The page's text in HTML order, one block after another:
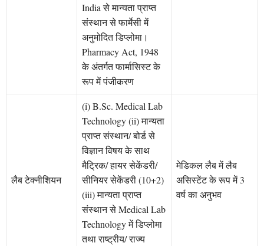
India से मान्यता प्राप्त
संस्थान से फार्मेसी में
अनुमोदित डिप्लोमा।
Pharmacy Act, 1948
के अंतर्गत फार्मासिस्ट के
रूप में पंजीकरण
लैब टेक्नीशियन
(i) B.Sc. Medical Lab
Technology (ii) मान्यता
प्राप्त संस्थान/ बोर्ड से
विज्ञान विषय के साथ
मैट्रिक/ हायर सेकेंडरी/
सीनियर सेकेंडरी (10+2)
(iii) मान्यता प्राप्त
संस्थान से Medical Lab
Technology में डिप्लोमा
तथा राष्ट्रीय/ राज्य
मेडिकल लैब में लैब
असिस्टेंट के रूप में 3
वर्ष का अनुभव